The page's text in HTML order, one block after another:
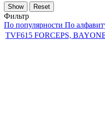
Reset
Фильтр
По популярности По
TVF615 FORCEPS,